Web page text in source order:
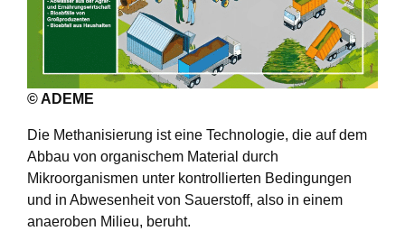
© ADEME
Die Methanisierung ist eine Technologie, die auf dem
Abbau von organischem Material durch
Mikroorganismen unter kontrollierten Bedingungen
und in Abwesenheit von Sauerstoff, also in einem
anaeroben Milieu, beruht.